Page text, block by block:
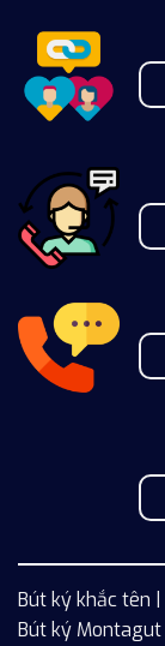
Bút ký khắc tên
Bút ký Montagut